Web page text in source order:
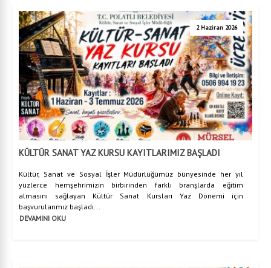
2 Haziran 2026
KÜLTÜR SANAT YAZ KURSU KAYITLARIMIZ BAŞLADI
Kültür, Sanat ve Sosyal İşler Müdürlüğümüz bünyesinde her yıl
yüzlerce hemşehrimizin birbirinden farklı branşlarda eğitim
almasını sağlayan Kültür Sanat Kursları Yaz Dönemi için
başvurularımız başladı...
DEVAMINI OKU